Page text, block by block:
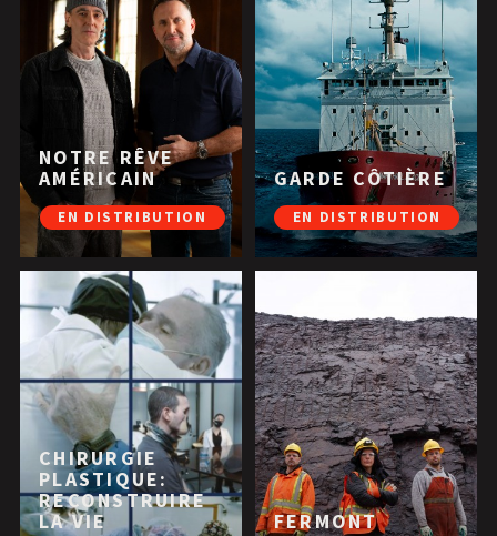
NOTRE RÊVE
AMÉRICAIN
EN DISTRIBUTION
GARDE CÔTIÈRE
EN DISTRIBUTION
CHIRURGIE
PLASTIQUE:
RECONSTRUIRE
LA VIE
FERMONT